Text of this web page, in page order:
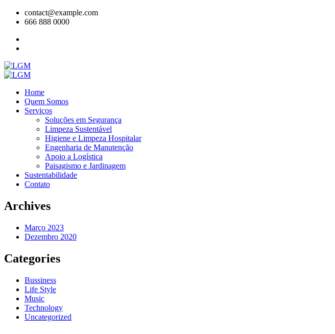
contact@example.com
666 888 0000
Home
Quem Somos
Serviços
Soluções em Segurança
Limpeza Sustentável
Higiene e Limpeza Hospitalar
Engenharia de Manutenção
Apoio a Logística
Paisagismo e Jardinagem
Sustentabilidade
Contato
Archives
Março 2023
Dezembro 2020
Categories
Bussiness
Life Style
Music
Technology
Uncategorized